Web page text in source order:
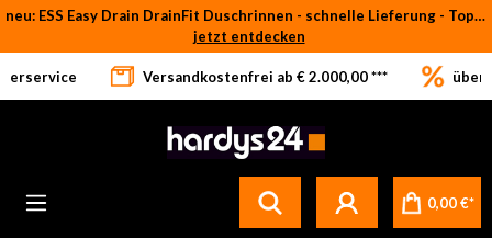
Zum Hauptinhalt springen
neu: ESS Easy Drain DrainFit Duschrinnen - schnelle Lieferung - Top-Preise
jetzt entdecken
Versandkostenfrei ab € 2.000,00 *** über
0,00 €*